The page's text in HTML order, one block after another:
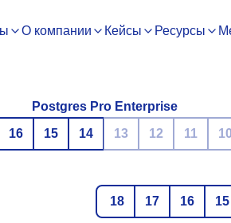
О компании Кейсы Ресурсы
Postgres Pro Enterprise
16 15 14 13 12 11 10
18
17 16 15